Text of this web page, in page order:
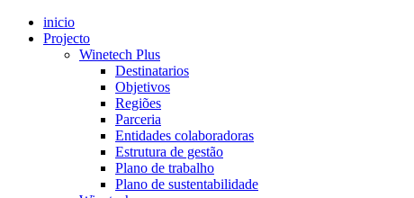
inicio
Projecto
Winetech Plus
Destinatarios
Objetivos
Regiões
Parceria
Entidades colaboradoras
Estrutura de gestão
Plano de trabalho
Plano de sustentabilidade